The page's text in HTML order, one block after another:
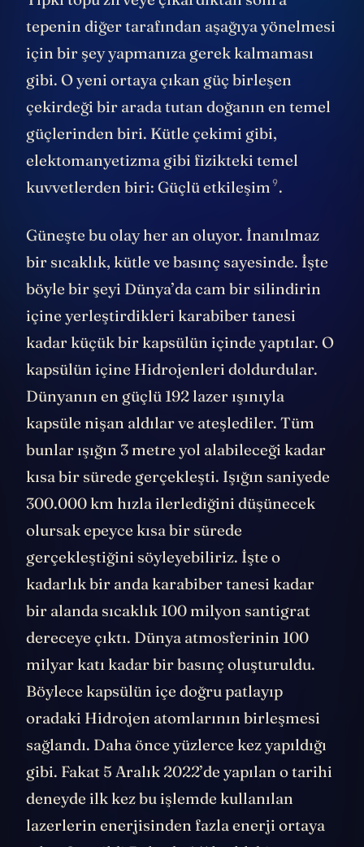
tepenin diğer tarafından aşağıya yönelmesi
için bir şey yapmanıza gerek kalmaması
gibi. O yeni ortaya çıkan güç birleşen
çekirdeği bir arada tutan doğanın en temel
güçlerinden biri. Kütle çekimi gibi,
elektomanyetizma gibi fizikteki temel
kuvvetlerden biri: Güçlü etkileşim 9.
Güneşte bu olay her an oluyor. İnanılmaz
bir sıcaklık, kütle ve basınç sayesinde. İşte
böyle bir şeyi Dünya’da cam bir silindirin
içine yerleştirdikleri karabiber tanesi
kadar küçük bir kapsülün içinde yaptılar. O
kapsülün içine Hidrojenleri doldurdular.
Dünyanın en güçlü 192 lazer ışınıyla
kapsüle nişan aldılar ve ateşlediler. Tüm
bunlar ışığın 3 metre yol alabileceği kadar
kısa bir sürede gerçekleşti. Işığın saniyede
300.000 km hızla ilerlediğini düşünecek
olursak epeyce kısa bir sürede
gerçekleştiğini söyleyebiliriz. İşte o
kadarlık bir anda karabiber tanesi kadar
bir alanda sıcaklık 100 milyon santigrat
dereceye çıktı. Dünya atmosferinin 100
milyar katı kadar bir basınç oluşturuldu.
Böylece kapsülün içe doğru patlayıp
oradaki Hidrojen atomlarının birleşmesi
sağlandı. Daha önce yüzlerce kez yapıldığı
gibi. Fakat 5 Aralık 2022’de yapılan o tarihi
deneyde ilk kez bu işlemde kullanılan
lazerlerin enerjisinden fazla enerji ortaya